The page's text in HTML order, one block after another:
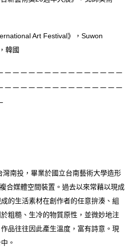
Art Festival》，Suwon
韓國
－－－－－－－－－－－－－－－
－－－－－－－－－－－－－－－
南投，畢業於國立台南藝術大學造形
合媒體空間裝置。過去以來常藉以現成
的生活素材在創作者的任意拚湊、組
粗糙、生冷的物質原性，並微妙地注
品往往因此產生溫度，富有詩意。現
。